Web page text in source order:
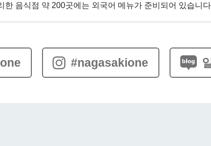
한 음식점 약 200곳에는 외국어 메뉴가 준비되어 있습니다
#nagasakione